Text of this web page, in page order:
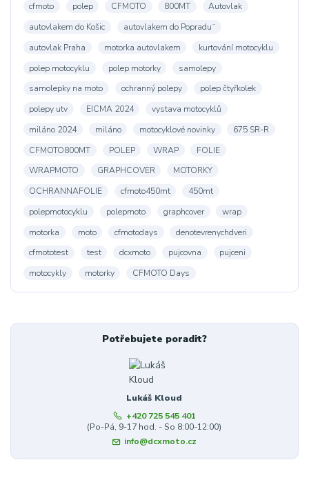
cfmoto polep CFMOTO 800MT
Autovlak
autovlakem do Košic
autovlakem do Popradu¨
autovlak Praha
motorka autovlakem
kurtování motocyklu
polep motocyklu
polep motorky
samolepy
samolepky na moto
ochranný polepy
polep čtyřkolek
polepy utv
EICMA 2024
vystava motocyklů
miláno 2024
miláno motocyklové novinky
675 SR-R
CFMOTO800MT
POLEP WRAP
FOLIE
WRAPMOTO
GRAPHCOVER
MOTORKY
OCHRANNAFOLIE
cfmoto450mt
450mt
polepmotocyklu
polepmoto graphcover
wrap
motorka
moto cfmotodays
denotevrenychdveri
cfmototest
test dcxmoto pujcovna
pujceni
motocykly
motorky CFMOTO Days
Potřebujete poradit?
Lukáš Kloud
+420 725 545 401
(Po-Pá, 9-17 hod. - So 8:00-12:00)
info@dcxmoto.cz